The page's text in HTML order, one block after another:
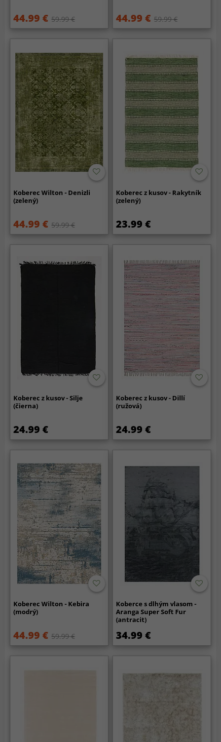
44.99 € 59.99 € 44.99 € 59.99 €
Koberec Wilton - Denizli
(zelený)
44.99 € 59.99 €
Koberec z kusov - Rakytník
(zelený)
23.99 €
Koberec z kusov - Silje
(čierna)
24.99 €
Koberec z kusov - Dillí
(ružová)
24.99 €
Koberec Wilton - Kebira
(modrý)
44.99 € 59.99 €
Koberce s dlhým vlasom -
Aranga Super Soft Fur
(antracit)
34.99 €